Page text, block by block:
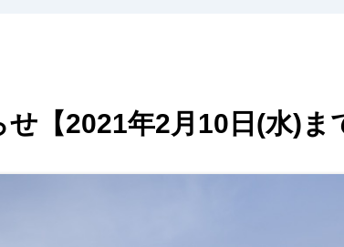
【2021年2月10日(水)ま